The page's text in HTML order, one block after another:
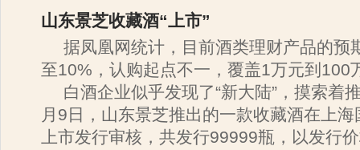
山东景芝收藏酒“上市”
据凤凰网统计，目前酒类理财产品的预
至10%，认购起点不一，覆盖1万元到100
白酒企业似乎发现了“新大陆”，摸索着
月9日，山东景芝推出的一款收藏酒在上
上市发行审核，共发行99999瓶，以发行